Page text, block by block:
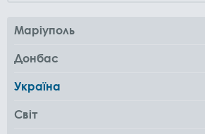
Маріуполь
Донбас
Україна
Світ